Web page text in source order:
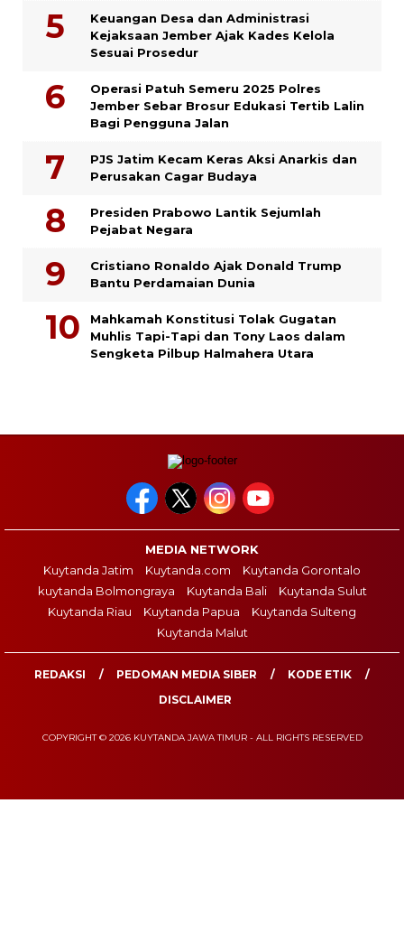
Keuangan Desa dan Administrasi
Kejaksaan Jember Ajak Kades Kelola
Sesuai Prosedur
Operasi Patuh Semeru 2025 Polres
Jember Sebar Brosur Edukasi Tertib Lalin
Bagi Pengguna Jalan
PJS Jatim Kecam Keras Aksi Anarkis dan
Perusakan Cagar Budaya
Presiden Prabowo Lantik Sejumlah
Pejabat Negara
Cristiano Ronaldo Ajak Donald Trump
Bantu Perdamaian Dunia
Mahkamah Konstitusi Tolak Gugatan
Muhlis Tapi-Tapi dan Tony Laos dalam
Sengketa Pilbup Halmahera Utara
MEDIA NETWORK
Kuytanda Jatim
Kuytanda.com
Kuytanda Gorontalo
kuytanda Bolmongraya
Kuytanda Bali
Kuytanda Sulut
Kuytanda Riau
Kuytanda Papua
Kuytanda Sulteng
Kuytanda Malut
REDAKSI PEDOMAN MEDIA SIBER
KODE ETIK
DISCLAIMER
COPYRIGHT © 2026 KUYTANDA JAWA TIMUR - ALL RIGHTS RESERVED